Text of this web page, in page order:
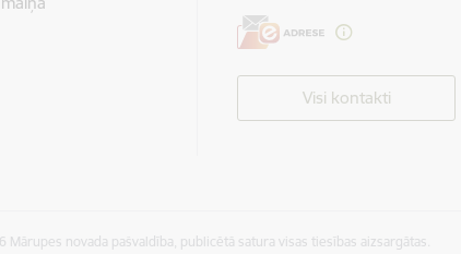
Visi kontakti
Mārupes novada pašvaldība, publicētā satura visas tiesības aizsargātas.